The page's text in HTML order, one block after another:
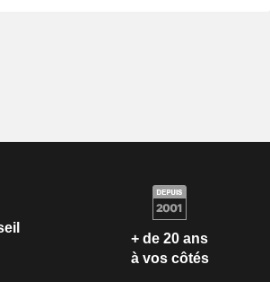
+ de 20 ans
à vos côtés